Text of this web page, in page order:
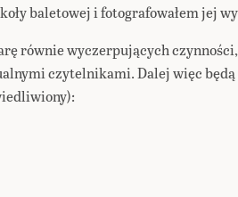
baletowej i fotografowałem jej
równie wyczerpujących
czytelnikami. Dalej więc będą